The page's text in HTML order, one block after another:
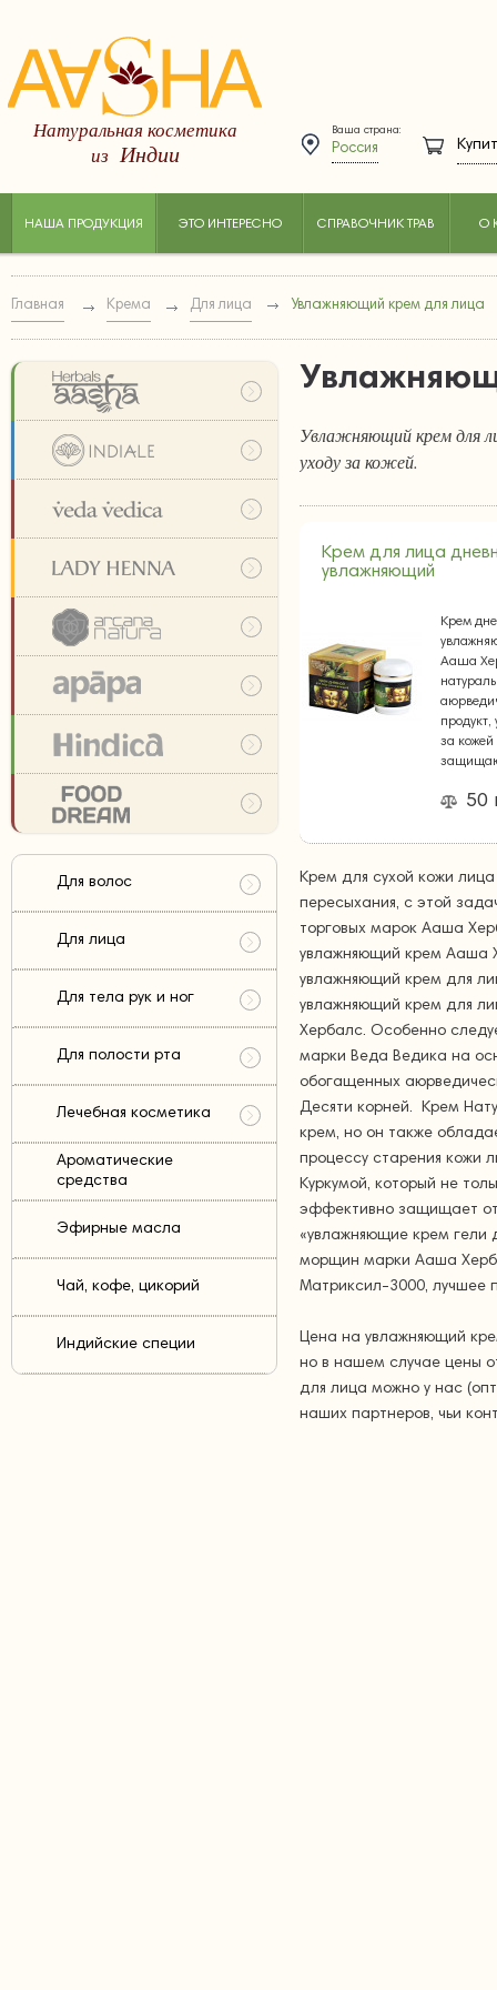
Натуральная косметика
из Индии
Ваша страна:
Россия
НАША ПРОДУКЦИЯ ЭТО ИНТЕРЕСНО СПРАВОЧНИК ТРАВ О
Главная Крема Для лица Увлажняющий крем для лица
Увлажняющий крем для
уходу за кожей.
Крем для лица
увлажняющий
Крем
Ааша
за кожей
50
Крем для сухой кожи
пересыхания, с этой
торговых марок Ааша
увлажняющий крем Ааша
увлажняющий крем для
увлажняющий крем для
Хербалс. Особенно
марки Веда Ведика на
обогащенных
Десяти корней. Крем
крем, но он также
процессу старения кожи
Куркумой, который не
эффективно защищает от
«увлажняющие крем гели
морщин марки Ааша
Матриксил-3000, лучшее
Цена на увлажняющий
но в нашем случае цены
для лица можно у нас
наших партнеров, чьи
Для волос
Для лица
Для тела рук и ног
Для полости рта
Лечебная косметика
Ароматические
средства
Эфирные масла
Чай, кофе, цикорий
Индийские специи